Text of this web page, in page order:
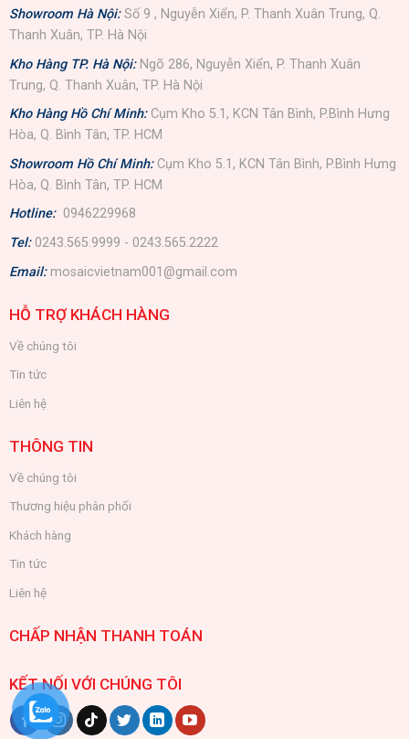
Showroom Hà Nội: Số 9 , Nguyễn Xiển, P. Thanh Xuân Trung, Q.
Thanh Xuân, TP. Hà Nội
Kho Hàng TP. Hà Nội: Ngõ 286, Nguyễn Xiển, P. Thanh Xuân
Trung, Q. Thanh Xuân, TP. Hà Nội
Kho Hàng Hồ Chí Minh: Cụm Kho 5.1, KCN Tân Bình, P.Bình Hưng
Hòa, Q. Bình Tân, TP. HCM
Showroom Hồ Chí Minh: Cụm Kho 5.1, KCN Tân Bình, P.Bình Hưng
Hòa, Q. Bình Tân, TP. HCM
Hotline: 0946229968
Tel: 0243.565.9999 - 0243.565.2222
Email: mosaicvietnam001@gmail.com
HỖ TRỢ KHÁCH HÀNG
Về chúng tôi
Tin tức
Liên hệ
THÔNG TIN
Về chúng tôi
Thương hiệu phân phối
Khách hàng
Tin tức
Liên hệ
CHẤP NHẬN THANH TOÁN
KẾT NỐI VỚI CHÚNG TÔI